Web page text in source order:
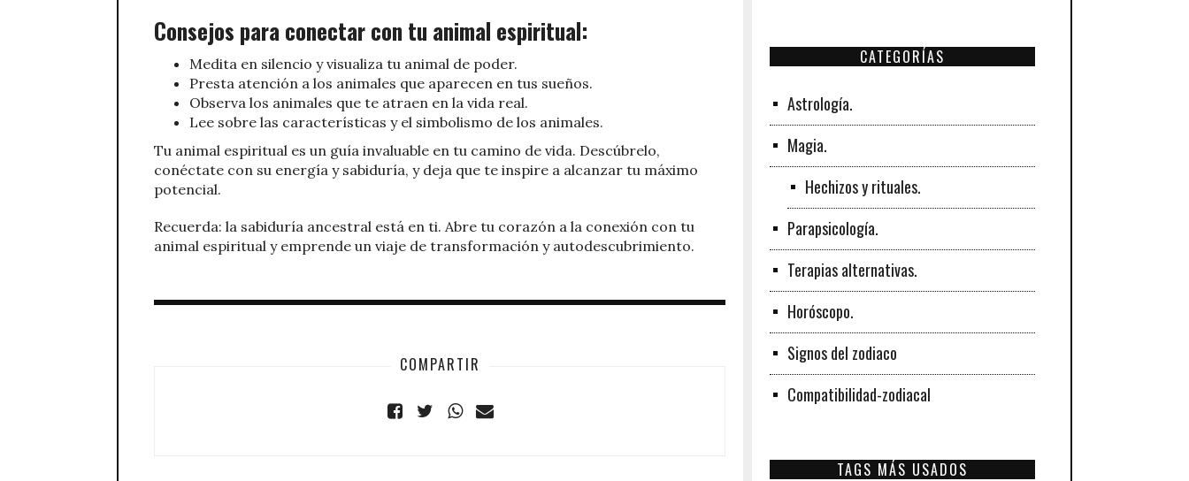
Consejos para conectar con tu animal espiritual:
Medita en silencio y visualiza tu animal de poder.
Presta atención a los animales que aparecen en tus sueños.
Observa los animales que te atraen en la vida real.
Lee sobre las características y el simbolismo de los animales.
Tu animal espiritual es un guía invaluable en tu camino de vida. Descúbrelo,
conéctate con su energía y sabiduría, y deja que te inspire a alcanzar tu máximo
potencial.
Recuerda: la sabiduría ancestral está en ti. Abre tu corazón a la conexión con tu
animal espiritual y emprende un viaje de transformación y autodescubrimiento.
COMPARTIR
CATEGORÍAS
Astrología.
Magia.
Hechizos y rituales.
Parapsicología.
Terapias alternativas.
Horóscopo.
Signos del zodiaco
Compatibilidad-zodiacal
TAGS MÁS USADOS